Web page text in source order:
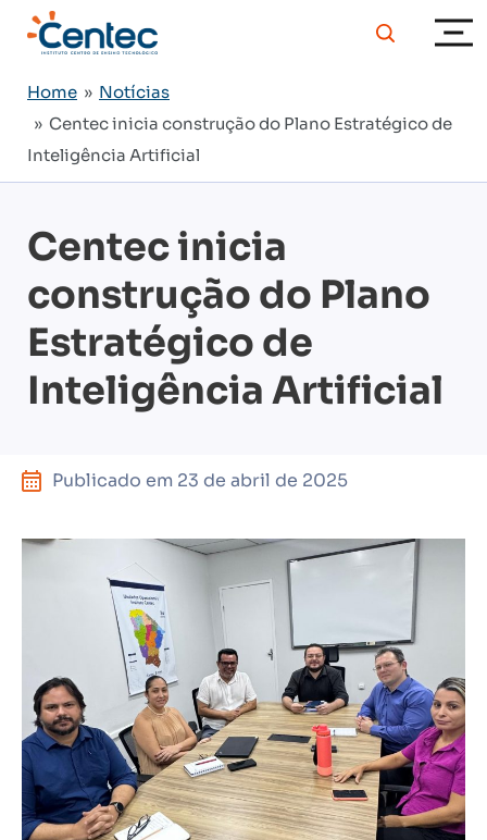
Home » Notícias
» Centec inicia construção do Plano Estratégico de
Inteligência Artificial
Centec inicia
construção do Plano
Estratégico de
Inteligência Artificial
Publicado em 23 de abril de 2025